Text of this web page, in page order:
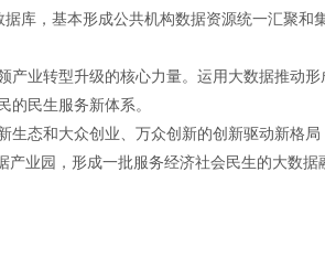
库，基本形成公共机构数据资源统一汇聚和
业转型升级的核心力量。运用大数据推动形
的民生服务新体系。
态和大众创业、万众创新的创新驱动新格局
业园，形成一批服务经济社会民生的大数据